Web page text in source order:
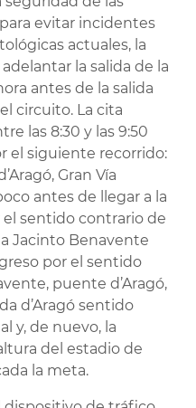
evitar incidentes
actuales, la
la salida de la
antes de la salida
circuito. La cita
las 8:30 y las 9:50
el siguiente recorrido:
Gran Vía
antes de llegar a la
el sentido contrario de
Jacinto Benavente
por el sentido
puente d’Aragó,
d’Aragó sentido
y, de nuevo, la
del estadio de
la meta.